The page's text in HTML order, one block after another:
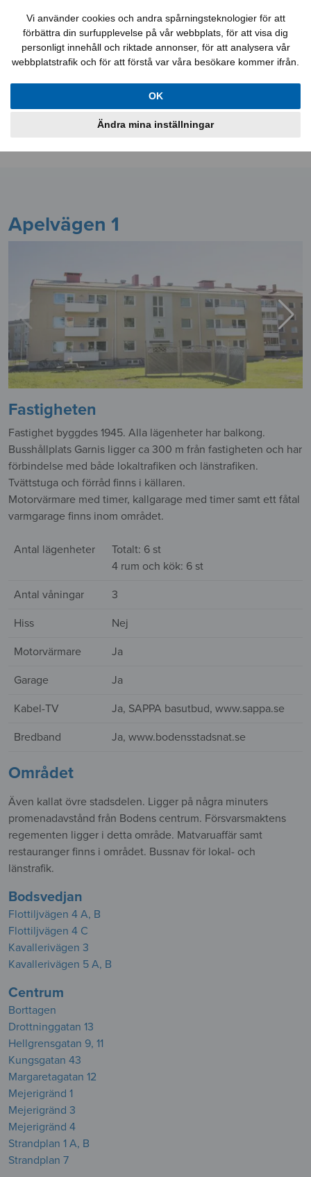
Vi använder cookies och andra spårningsteknologier för att
förbättra din surfupplevelse på vår webbplats, för att visa dig
personligt innehåll och riktade annonser, för att analysera vår
webbplatstrafik och för att förstå var våra besökare kommer ifrån.
OK
Ändra mina inställningar
Felanmälan Kontakt Mina sidor
Lägenheter
Bostadskö
Information
Om oss
Bodsvedjan
Flottiljvägen 4 A, B
Flottiljvägen 4 C
Kavallerivägen 3
Kavallerivägen 5 A, B
Centrum
Borttagen
Drottninggatan 13
Hellgrensgatan 9, 11
Kungsgatan 43
Margaretagatan 12
Mejerigränd 1
Mejerigränd 3
Mejerigränd 4
Strandplan 1 A, B
Strandplan 7
Apelvägen 1
Fastigheten
Fastighet byggdes 1945. Alla lägenheter har balkong.
Busshållplats Garnis ligger ca 300 m från fastigheten och har
förbindelse med både lokaltrafiken och länstrafiken.
Tvättstuga och förråd finns i källaren.
Motorvärmare med timer, kallgarage med timer samt ett fåtal
varmgarage finns inom området.
Antal lägenheter
Totalt: 6 st
4 rum och kök: 6 st
Antal våningar
3
Hiss
Nej
Motorvärmare
Ja
Garage
Ja
Kabel-TV
Ja, SAPPA basutbud, www.sappa.se
Bredband
Ja, www.bodensstadsnat.se
Området
Även kallat övre stadsdelen. Ligger på några minuters
promenadavstånd från Bodens centrum. Försvarsmaktens
regementen ligger i detta område. Matvaruaffär samt
restauranger finns i området. Bussnav för lokal- och
länstrafik.